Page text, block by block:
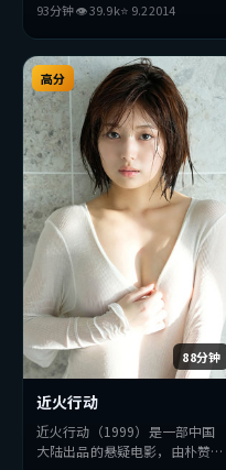
菲、黄政民等主演。影片在叙事
与视听上力求突破，探讨人性与
抉择，节奏张弛有度，适合喜欢
该类型的观众完整观看。
93分钟👁39.9k⭐ 9.22014
88分钟
高分
近火行动
近火行动（1999）是一部中国
大陆出品的悬疑电影，由朴赞郁